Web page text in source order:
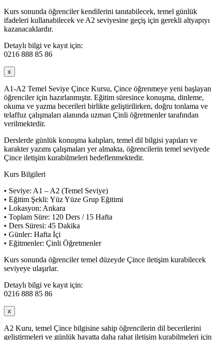
Kurs sonunda öğrenciler kendilerini tanıtabilecek, temel günlük
ifadeleri kullanabilecek ve A2 seviyesine geçiş için gerekli altyapıyı
kazanacaklardır.
Detaylı bilgi ve kayıt için:
0216 888 85 86
x
A1-A2 Temel Seviye Çince Kursu, Çince öğrenmeye yeni başlayan
öğrenciler için hazırlanmıştır. Eğitim süresince konuşma, dinleme,
okuma ve yazma becerileri birlikte geliştirilirken, doğru tonlama ve
telaffuz çalışmaları alanında uzman Çinli öğretmenler tarafından
verilmektedir.
Derslerde günlük konuşma kalıpları, temel dil bilgisi yapıları ve
karakter yazımı çalışmaları yer almakta, öğrencilerin temel seviyede
Çince iletişim kurabilmeleri hedeflenmektedir.
Kurs Bilgileri
• Seviye: A1 – A2 (Temel Seviye)
• Eğitim Şekli: Yüz Yüze Grup Eğitimi
• Lokasyon: Ankara
• Toplam Süre: 120 Ders / 15 Hafta
• Ders Süresi: 45 Dakika
• Günler: Hafta İçi
• Eğitmenler: Çinli Öğretmenler
Kurs sonunda öğrenciler temel düzeyde Çince iletişim kurabilecek
seviyeye ulaşırlar.
Detaylı bilgi ve kayıt için:
0216 888 85 86
x
A2 Kuru, temel Çince bilgisine sahip öğrencilerin dil becerilerini
geliştirmeleri ve günlük hayatta daha rahat iletişim kurabilmeleri için